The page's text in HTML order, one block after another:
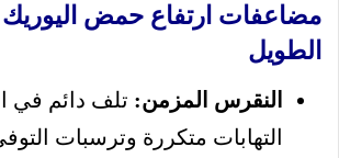
مضاعفات ارتفاع حمض
الطويل
النقرس المزمن: تلف دائم في
التهابات متكررة وترسبات